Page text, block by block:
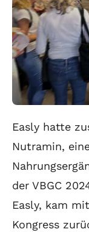
Easly hatte
Nutramin,
der VBGC
Easly, kam
Kongress